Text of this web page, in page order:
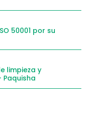
50001 por su
limpieza y
Paquisha